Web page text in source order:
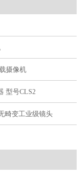
摄像机
型号CLS2
畸变工业级镜头